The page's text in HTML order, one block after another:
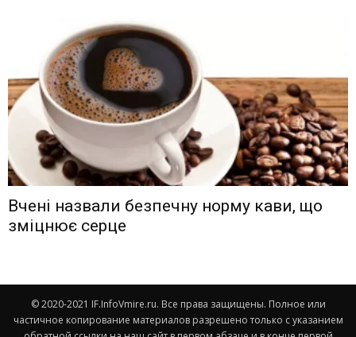
Вчені назвали безпечну норму кави, що
зміцнює серце
© 2020-2021 IF.InfoVmire.ru. Все права защищены. Полное или
частичное копирование материалов разрешено только с указанием